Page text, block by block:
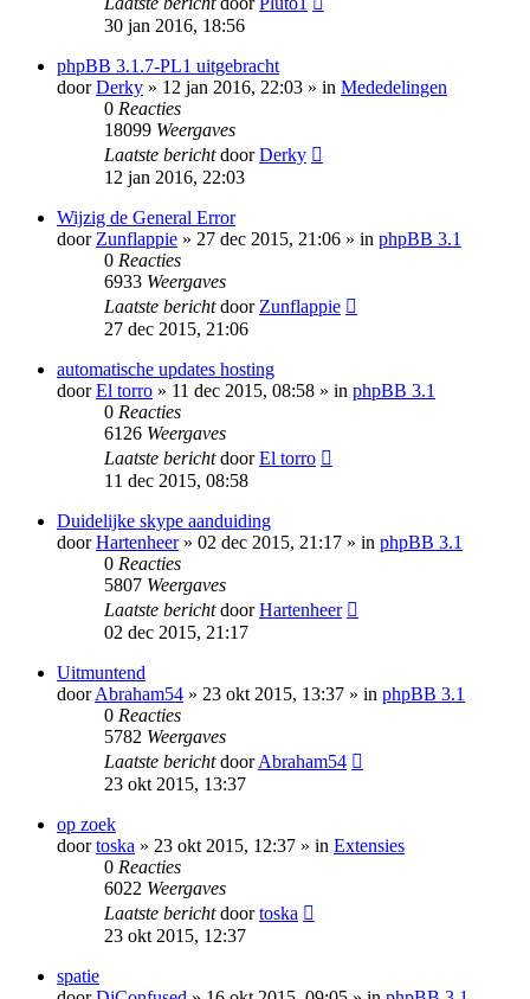
30 jan 2016, 18:56
phpBB 3.1.7-PL1 uitgebracht
doorDerky » 12 jan 2016, 22:03 » in Mededelingen
0 Reacties
18099 Weergaves
Laatste berichtdoorDerky
12 jan 2016, 22:03
Wijzig de General Error
doorZunflappie » 27 dec 2015, 21:06 » in phpBB 3.1
0 Reacties
6933 Weergaves
Laatste berichtdoorZunflappie
27 dec 2015, 21:06
automatische updates hosting
doorEl torro » 11 dec 2015, 08:58 » in phpBB 3.1
0 Reacties
6126 Weergaves
Laatste berichtdoorEl torro
11 dec 2015, 08:58
Duidelijke skype aanduiding
doorHartenheer» 02 dec 2015, 21:17 » in phpBB 3.1
0 Reacties
5807 Weergaves
Laatste berichtdoorHartenheer
02 dec 2015, 21:17
Uitmuntend
doorAbraham54 » 23 okt 2015, 13:37 » in phpBB 3.1
0 Reacties
5782 Weergaves
Laatste berichtdoorAbraham54
23 okt 2015, 13:37
op zoek
doortoska » 23 okt 2015, 12:37 » in Extensies
0 Reacties
6022 Weergaves
Laatste berichtdoortoska
23 okt 2015, 12:37
spatie